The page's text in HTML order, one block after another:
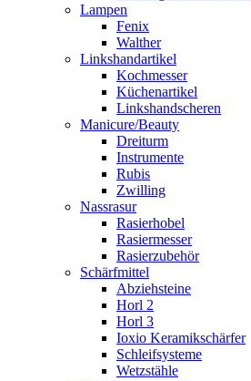
Lampen
Fenix
Walther
Linkshandartikel
Kochmesser
Küchenartikel
Linkshandscheren
Manicure/Beauty
Dreiturm
Instrumente
Rubis
Zwilling
Nassrasur
Rasierhobel
Rasiermesser
Rasierzubehör
Schärfmittel
Abziehsteine
Horl 2
Horl 3
Ioxio Keramikschärfer
Schleifsysteme
Wetzstähle